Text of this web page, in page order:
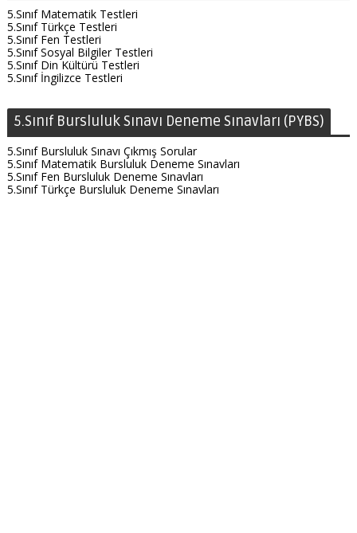
5.Sınıf Matematik Testleri
5.Sınıf Türkçe Testleri
5.Sınıf Fen Testleri
5.Sınıf Sosyal Bilgiler Testleri
5.Sınıf Din Kültürü Testleri
5.Sınıf İngilizce Testleri
5.Sınıf Bursluluk Sınavı Deneme Sınavları (PYBS)
5.Sınıf Bursluluk Sınavı Çıkmış Sorular
5.Sınıf Matematik Bursluluk Deneme Sınavları
5.Sınıf Fen Bursluluk Deneme Sınavları
5.Sınıf Türkçe Bursluluk Deneme Sınavları